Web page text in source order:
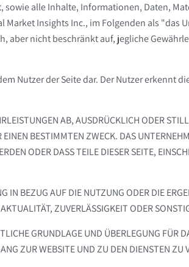
sowie alle Inhalte, Informationen, Daten,
Insights Inc., im Folgenden als
nicht beschränkt auf, jegliche
Nutzer der Seite dar. Der Nutzer erkennt
AB, AUSDRÜCKLICH ODER
BESTIMMTEN ZWECK. DAS
ODER DASS TEILE DIESER SEITE,
BEZUG AUF DIE NUTZUNG ODER DIE
ZUVERLÄSSIGKEIT ODER
GRUNDLAGE UND ÜBERLEGUNG FÜR
ZUR WEBSITE UND ZU DEN DIENSTEN ZU